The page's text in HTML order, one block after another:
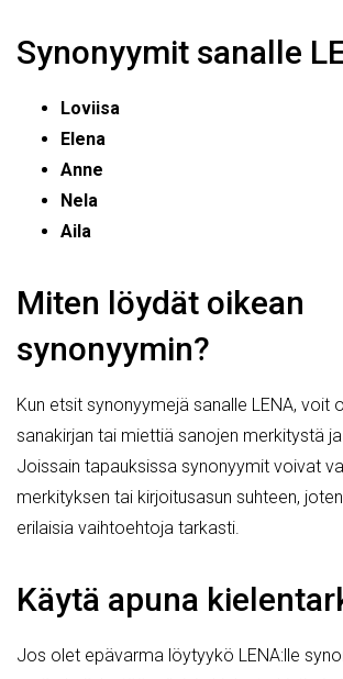
Synonyymit sanalle
Loviisa
Elena
Anne
Nela
Aila
Miten löydät oikean
synonyymin?
Kun etsit synonyymejä sanalle LENA, voit
sanakirjan tai miettiä sanojen merkitystä
Joissain tapauksissa synonyymit voivat
merkityksen tai kirjoitusasun suhteen,
erilaisia vaihtoehtoja tarkasti.
Käytä apuna
Jos olet epävarma löytyykö LENA:lle